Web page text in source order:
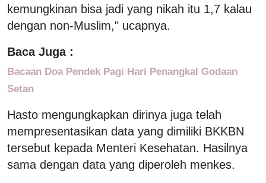
kemungkinan bisa jadi yang nikah itu 1,7 kalau
dengan non-Muslim," ucapnya.
Baca Juga :
Bacaan Doa Pendek Pagi Hari Penangkal Godaan
Setan
Hasto mengungkapkan dirinya juga telah
mempresentasikan data yang dimiliki BKKBN
tersebut kepada Menteri Kesehatan. Hasilnya
sama dengan data yang diperoleh menkes.